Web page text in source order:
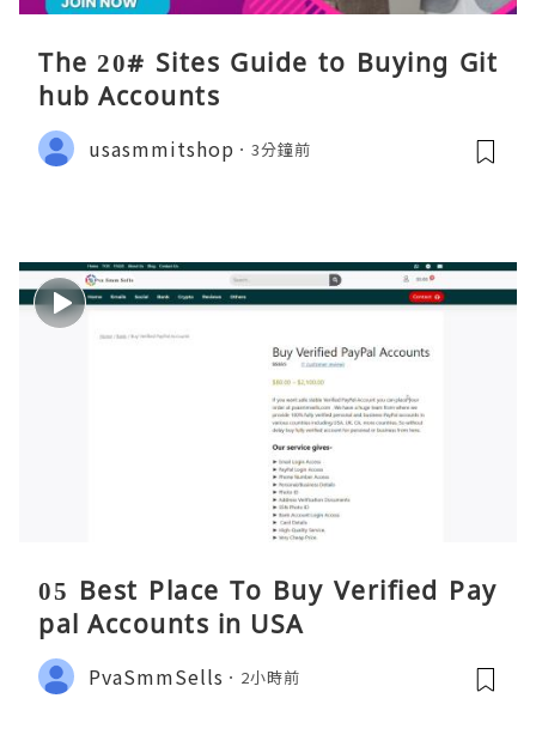
The 20# Sites Guide to Buying Git
hub Accounts
usasmmitshop 3分鐘前
05 Best Place To Buy Verified Pay
pal Accounts in USA
PvaSmmSells 2小時前